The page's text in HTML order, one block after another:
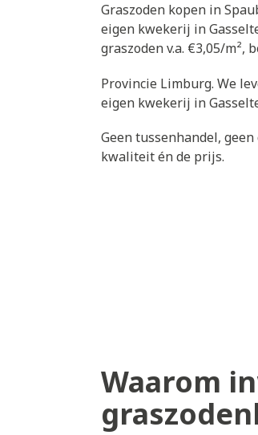
Graszoden kopen in
eigen kwekerij in
graszoden v.a. €3,05/m²,
Provincie Limburg. We
eigen kwekerij in
Geen tussenhandel,
kwaliteit én de prijs.
Waarom